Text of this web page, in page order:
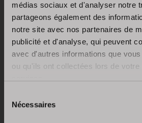
médias sociaux et d'analyser notre
partageons également des
notre site avec nos partenaires de
publicité et d'analyse, qui peuvent
avec d'autres informations que
ou qu'ils ont collectées lors de votre
Nécessaires
avecIntellismart,mais aussi –
temporels, – le dernier
qui a permis aux exportations
dans le Sud-Est asiatique
nette augmentation de +